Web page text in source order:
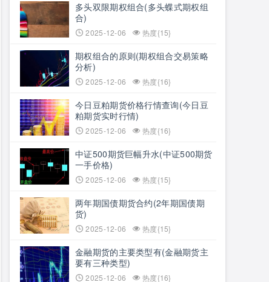
多头双限期权组合(多头蝶式期权组
合)
2025-12-06 热度{15}
期权组合的原则(期权组合交易策略
分析)
2025-12-06 热度{16}
今日豆粕期货价格行情查询(今日豆
粕期货实时行情)
2025-12-06 热度{16}
中证500期货巨幅升水(中证500期货
一手价格)
2025-12-06 热度{15}
两年期国债期货合约(2年期国债期
货)
2025-12-06 热度{15}
金融期货的主要类型有(金融期货主
要有三种类型)
2025-12-06 热度{16}